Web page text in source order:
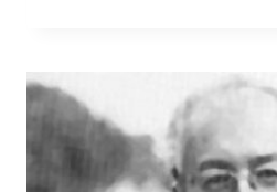
ORDEN
JESUITA